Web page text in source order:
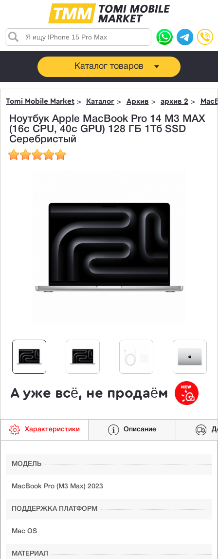
Каталог товаров
Tomi Mobile Market Каталог Архив архив 2
Ноутбук Apple MacBook Pro 14 M3 MAX
(16c CPU, 40c GPU) 128 ГБ 1Тб SSD
Серебристый
А уже всё, не продаём
Характеристики Описание
МОДЕЛЬ
MacBook Pro (M3 Max) 2023
ПОДДЕРЖКА ПЛАТФОРМ
Mac OS
МАТЕРИАЛ